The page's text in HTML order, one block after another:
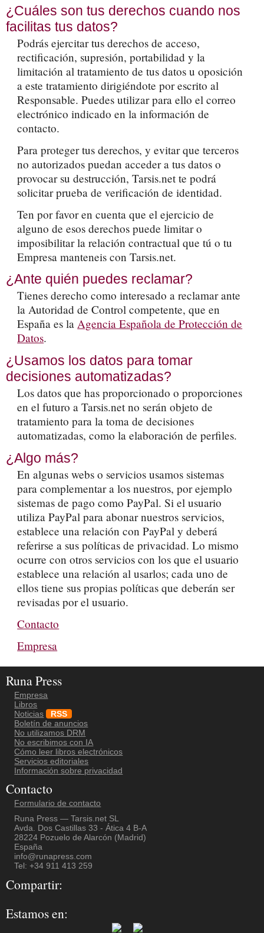
¿Cuáles son tus derechos cuando nos
facilitas tus datos?
Podrás ejercitar tus derechos de acceso,
rectificación, supresión, portabilidad y la
limitación al tratamiento de tus datos u oposición
a este tratamiento dirigiéndote por escrito al
Responsable. Puedes utilizar para ello el correo
electrónico indicado en la información de
contacto.
Para proteger tus derechos, y evitar que terceros
no autorizados puedan acceder a tus datos o
provocar su destrucción, Tarsis.net te podrá
solicitar prueba de verificación de identidad.
Ten por favor en cuenta que el ejercicio de
alguno de esos derechos puede limitar o
imposibilitar la relación contractual que tú o tu
Empresa manteneis con Tarsis.net.
¿Ante quién puedes reclamar?
Tienes derecho como interesado a reclamar ante
la Autoridad de Control competente, que en
España es laAgencia Española de Protección de
Datos.
¿Usamos los datos para tomar
decisiones automatizadas?
Los datos que has proporcionado o proporciones
en el futuro a Tarsis.net no serán objeto de
tratamiento para la toma de decisiones
automatizadas, como la elaboración de perfiles.
¿Algo más?
En algunas webs o servicios usamos sistemas
para complementar a los nuestros, por ejemplo
sistemas de pago como PayPal. Si el usuario
utiliza PayPal para abonar nuestros servicios,
establece una relación con PayPal y deberá
referirse a sus políticas de privacidad. Lo mismo
ocurre con otros servicios con los que el usuario
establece una relación al usarlos; cada uno de
ellos tiene sus propias políticas que deberán ser
revisadas por el usuario.
Contacto
Empresa
Runa Press
Empresa
Libros
Noticias
RSS
Boletín de anuncios
No utilizamos DRM
No escribimos con IA
Cómo leer libros electrónicos
Servicios editoriales
Información sobre privacidad
Contacto
Formulario de contacto
Runa Press — Tarsis.net SL
Avda. Dos Castillas 33 - Ática 4 B-A
28224 Pozuelo de Alarcón (Madrid)
España
info@runapress.com
Tel: +34 911 413 259
Compartir:
Estamos en: